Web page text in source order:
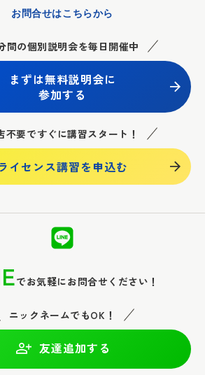
お問合せはこちらから
間の個別説明会を毎日開催中
まずは無料説明会に
参加する
不要ですぐに講習スタート！
イセンス講習を申込む
でお気軽にお問合せください！
ニックネームでもOK！
友達追加する